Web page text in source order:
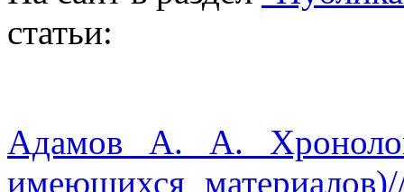
статьи:
Адамов А. А.
имеющихся